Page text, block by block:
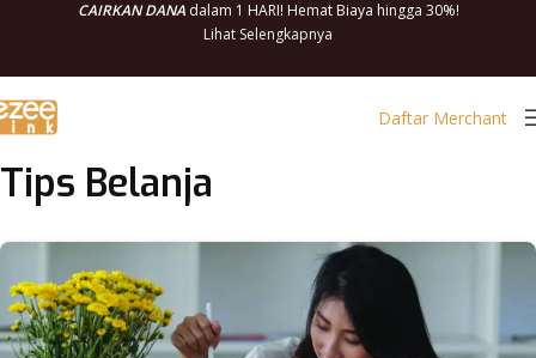
CAIRKAN DANAdalam 1 HARI! Hemat Biaya hingga 30%!
Lihat Selengkapnya
Daftar Merchant
Tips Belanja